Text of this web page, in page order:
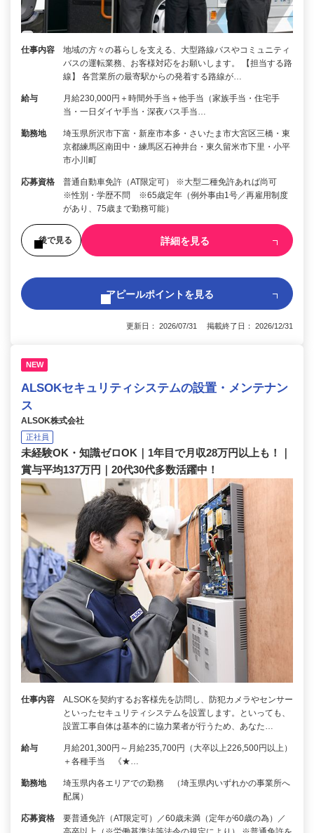
仕事内容
地域の方々の暮らしを支える、大型路線バスやコミュニティ
バスの運転業務、お客様対応をお願いします。 【担当する路
線】 各営業所の最寄駅からの発着する路線が…
給与
月給230,000円＋時間外手当＋他手当（家族手当・住宅手
当・一日ダイヤ手当・深夜バス手当…
勤務地
埼玉県所沢市下富・新座市本多・さいたま市大宮区三橋・東
京都練馬区南田中・練馬区石神井台・東久留米市下里・小平
市小川町
応募資格
普通自動車免許（AT限定可） ※大型二種免許あれば尚可
※性別・学歴不問 ※65歳定年（例外事由1号／再雇用制度
があり、75歳まで勤務可能）
後で見る 詳細を見る
アピールポイントを見る
更新日： 2026/07/31 掲載終了日： 2026/12/31
NEW
ALSOKセキュリティシステムの設置・メンテナン
ス
ALSOK株式会社
正社員
未経験OK・知識ゼロOK｜1年目で月収28万円以上も！｜
賞与平均137万円｜20代30代多数活躍中！
仕事内容
ALSOKを契約するお客様先を訪問し、防犯カメラやセンサー
といったセキュリティシステムを設置します。といっても、
設置工事自体は基本的に協力業者が行うため、あなた…
給与
月給201,300円～月給235,700円（大卒以上226,500円以上）
＋各種手当 《★…
勤務地
埼玉県内各エリアでの勤務 （埼玉県内いずれかの事業所へ
配属）
応募資格
要普通免許（AT限定可）／60歳未満（定年が60歳の為）／